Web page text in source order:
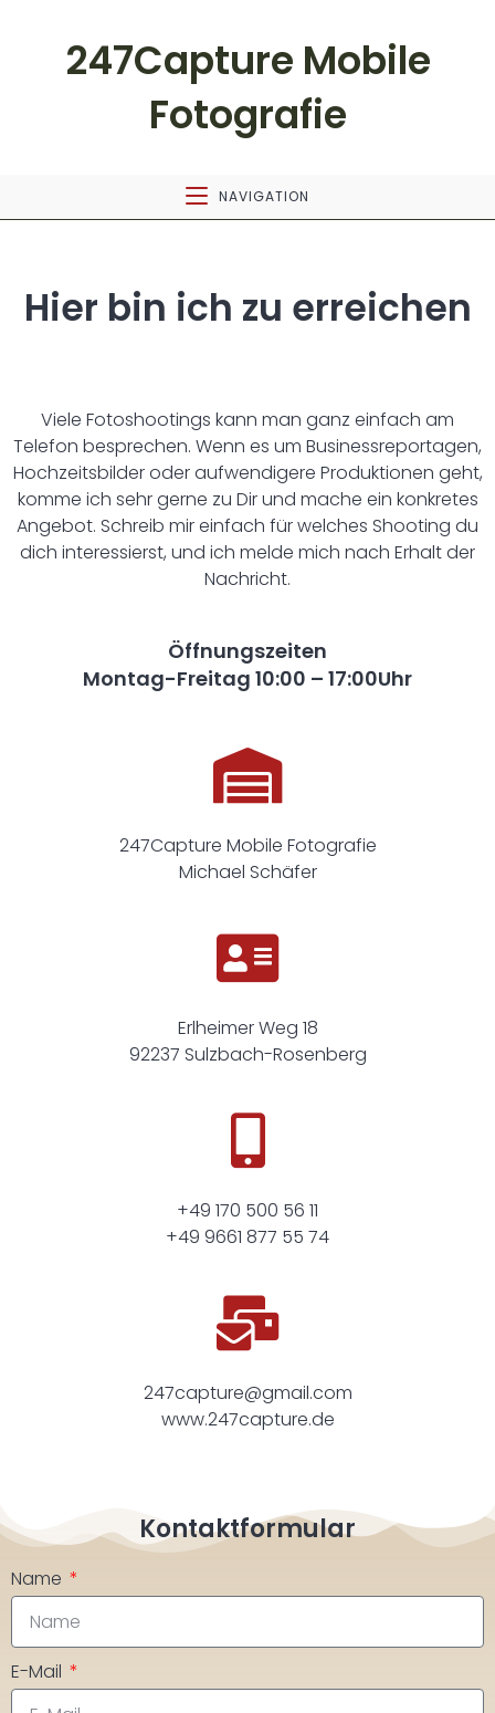
247Capture Mobile
Fotografie
NAVIGATION
Hier bin ich zu erreichen
Viele Fotoshootings kann man ganz einfach am
Telefon besprechen. Wenn es um Businessreportagen,
Hochzeitsbilder oder aufwendigere Produktionen geht,
komme ich sehr gerne zu Dir und mache ein konkretes
Angebot. Schreib mir einfach für welches Shooting du
dich interessierst, und ich melde mich nach Erhalt der
Nachricht.
Öffnungszeiten
Montag-Freitag 10:00 – 17:00Uhr
247Capture Mobile Fotografie
Michael Schäfer
Erlheimer Weg 18
92237 Sulzbach-Rosenberg
+49 170 500 56 11
+49 9661 877 55 74
247capture@gmail.com
www.247capture.de
Kontaktformular
Name
E-Mail